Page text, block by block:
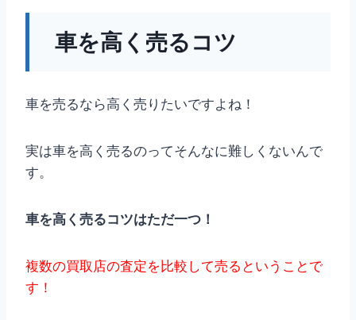
車を高く売るコツ
車を売るなら高く売りたいですよね！
実は車を高く売るのってそんなに難しくないんで
す。
車を高く売るコツはただ一つ！
複数の買取店の査定を比較して売るということで
す！